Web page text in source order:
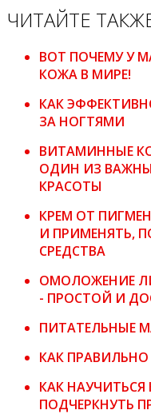
ЧИТАЙТЕ
ВОТ ПОЧЕМУ У
КОЖА В МИРЕ!
КАК
ЗА НОГТЯМИ
ВИТАМИННЫЕ
ОДИН ИЗ
КРАСОТЫ
КРЕМ ОТ
И ПРИМЕНЯТЬ,
СРЕДСТВА
ОМОЛОЖЕНИЕ
- ПРОСТОЙ И
ПИТАТЕЛЬНЫЕ
КАК
КАК
ПОДЧЕРКНУТЬ